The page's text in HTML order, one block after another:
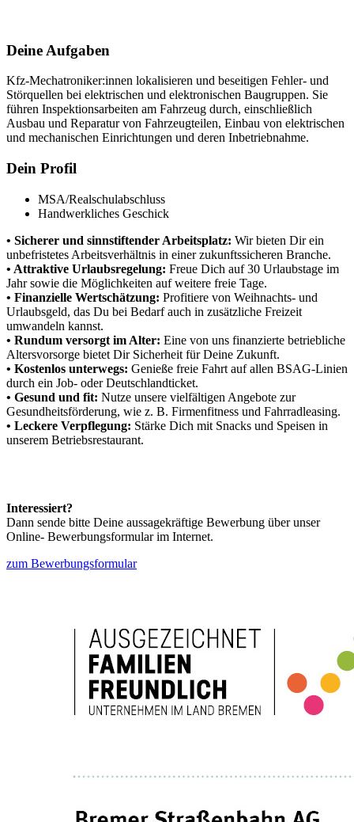
Deine Aufgaben
Kfz-Mechatroniker:innen lokalisieren und beseitigen Fehler- und
Störquellen bei elektrischen und elektronischen Baugruppen. Sie
führen Inspektionsarbeiten am Fahrzeug durch, einschließlich
Ausbau und Reparatur von Fahrzeugteilen, Einbau von elektrischen
und mechanischen Einrichtungen und deren Inbetriebnahme.
Dein Profil
MSA/Realschulabschluss
Handwerkliches Geschick
• Sicherer und sinnstiftender Arbeitsplatz: Wir bieten Dir ein
unbefristetes Arbeitsverhältnis in einer zukunftssicheren Branche.
• Attraktive Urlaubsregelung: Freue Dich auf 30 Urlaubstage im
Jahr sowie die Möglichkeiten auf weitere freie Tage.
• Finanzielle Wertschätzung: Profitiere von Weihnachts- und
Urlaubsgeld, das Du bei Bedarf auch in zusätzliche Freizeit
umwandeln kannst.
• Rundum versorgt im Alter: Eine von uns finanzierte betriebliche
Altersvorsorge bietet Dir Sicherheit für Deine Zukunft.
• Kostenlos unterwegs: Genieße freie Fahrt auf allen BSAG-Linien
durch ein Job- oder Deutschlandticket.
• Gesund und fit: Nutze unsere vielfältigen Angebote zur
Gesundheitsförderung, wie z. B. Firmenfitness und Fahrradleasing.
• Leckere Verpflegung: Stärke Dich mit Snacks und Speisen in
unserem Betriebsrestaurant.
Interessiert?
Dann sende bitte Deine aussagekräftige Bewerbung über unser
Online- Bewerbungsformular im Internet.
zum Bewerbungsformular